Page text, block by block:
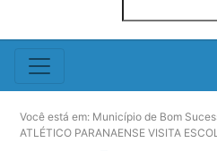
Você está em: Município de Bom
ATLÉTICO PARANAENSE VISITA